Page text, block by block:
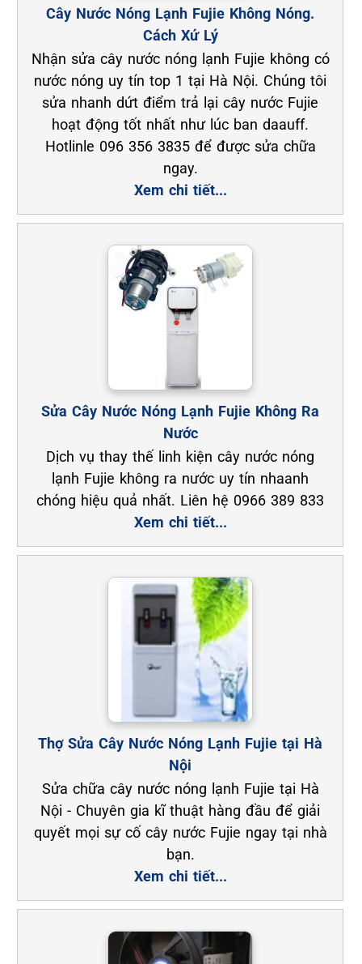
Cây Nước Nóng Lạnh Fujie Không Nóng.
Cách Xứ Lý
Nhận sửa cây nước nóng lạnh Fujie không có
nước nóng uy tín top 1 tại Hà Nội. Chúng tôi
sửa nhanh dứt điểm trả lại cây nước Fujie
hoạt động tốt nhất như lúc ban daauff.
Hotlinle 096 356 3835 để được sửa chữa
ngay.
Xem chi tiết...
Sửa Cây Nước Nóng Lạnh Fujie Không Ra
Nước
Dịch vụ thay thế linh kiện cây nước nóng
lạnh Fujie không ra nước uy tín nhaanh
chóng hiệu quả nhất. Liên hệ 0966 389 833
Xem chi tiết...
Thợ Sửa Cây Nước Nóng Lạnh Fujie tại Hà
Nội
Sửa chữa cây nước nóng lạnh Fujie tại Hà
Nội - Chuyên gia kĩ thuật hàng đầu để giải
quyết mọi sự cố cây nước Fujie ngay tại nhà
bạn.
Xem chi tiết...